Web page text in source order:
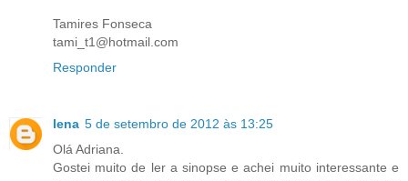
Tamires Fonseca
tami_t1@hotmail.com
Responder
lena 5 de setembro de 2012 às 13:25
Olá Adriana.
Gostei muito de ler a sinopse e achei muito interessante e